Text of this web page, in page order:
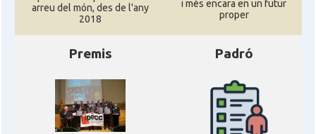
arreu del món, des de l'any
2018
i més encara en un futur
proper
Premis Padró